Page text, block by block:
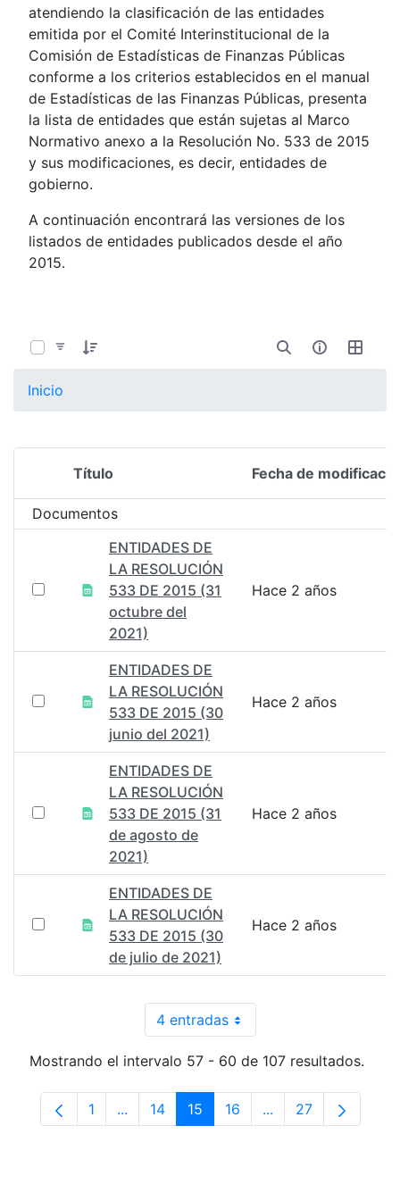
atendiendo la clasificación de las entidades
emitida por el Comité Interinstitucional de la
Comisión de Estadísticas de Finanzas Públicas
conforme a los criterios establecidos en el manual
de Estadísticas de las Finanzas Públicas, presenta
la lista de entidades que están sujetas al Marco
Normativo anexo a la Resolución No. 533 de 2015
y sus modificaciones, es decir, entidades de
gobierno.
A continuación encontrará las versiones de los
listados de entidades publicados desde el año
2015.
Inicio
Selección del elemento
Título Fecha de
Documentos
ENTIDADES DE
LA RESOLUCIÓN
533 DE 2015 (31
octubre del
2021)
Hace 2 años
ENTIDADES DE
LA RESOLUCIÓN
533 DE 2015 (30
junio del 2021)
Hace 2 años
ENTIDADES DE
LA RESOLUCIÓN
533 DE 2015 (31
de agosto de
2021)
Hace 2 años
ENTIDADES DE
LA RESOLUCIÓN
533 DE 2015 (30
de julio de 2021)
Hace 2 años
4 entradasPor página
Mostrando el intervalo 57 - 60 de 107 resultados.
Página
1 ...Páginas intermedias Use TAB para
Página
14 Página
15 Página
16 ...PáginasPágina
27